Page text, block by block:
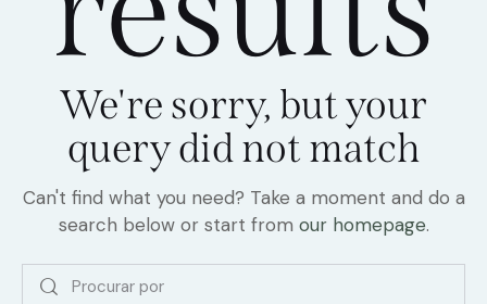
We're sorry, but your
query did not match
Can't find what you need? Take a moment and do a
search below or start from our homepage.